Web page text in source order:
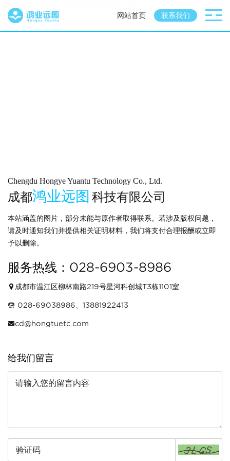
网站首页 联系我们
Chengdu Hongye Yuantu Technology Co., Ltd.
成都鸿业远图 科技有限公司
本站涵盖的图片，部分未能与原作者取得联系。若涉及版权问题，
请及时通知我们并提供相关证明材料，我们将支付合理报酬或立即
予以删除。
服务热线：028-6903-8986
成都市温江区柳林南路219号星河科创城T3栋1101室
028-69038986、13881922413
cd@hongtuetc.com
给我们留言